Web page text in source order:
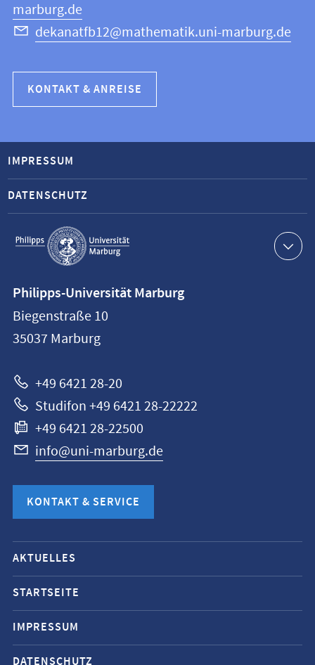
marburg.de
dekanatfb12@mathematik.uni-marburg.de
KONTAKT & ANREISE
Service-
Navigation
IMPRESSUM
DATENSCHUTZ
Philipps-
Universität
Marburg
Philipps-Universität Marburg
Biegenstraße 10
35037 Marburg
+49 6421 28-20
Studifon +49 6421 28-22222
+49 6421 28-22500
info@uni-marburg.de
KONTAKT & SERVICE
Mobile-
Service-
Navigation
und
Social
Media
AKTUELLES
STARTSEITE
IMPRESSUM
DATENSCHUTZ